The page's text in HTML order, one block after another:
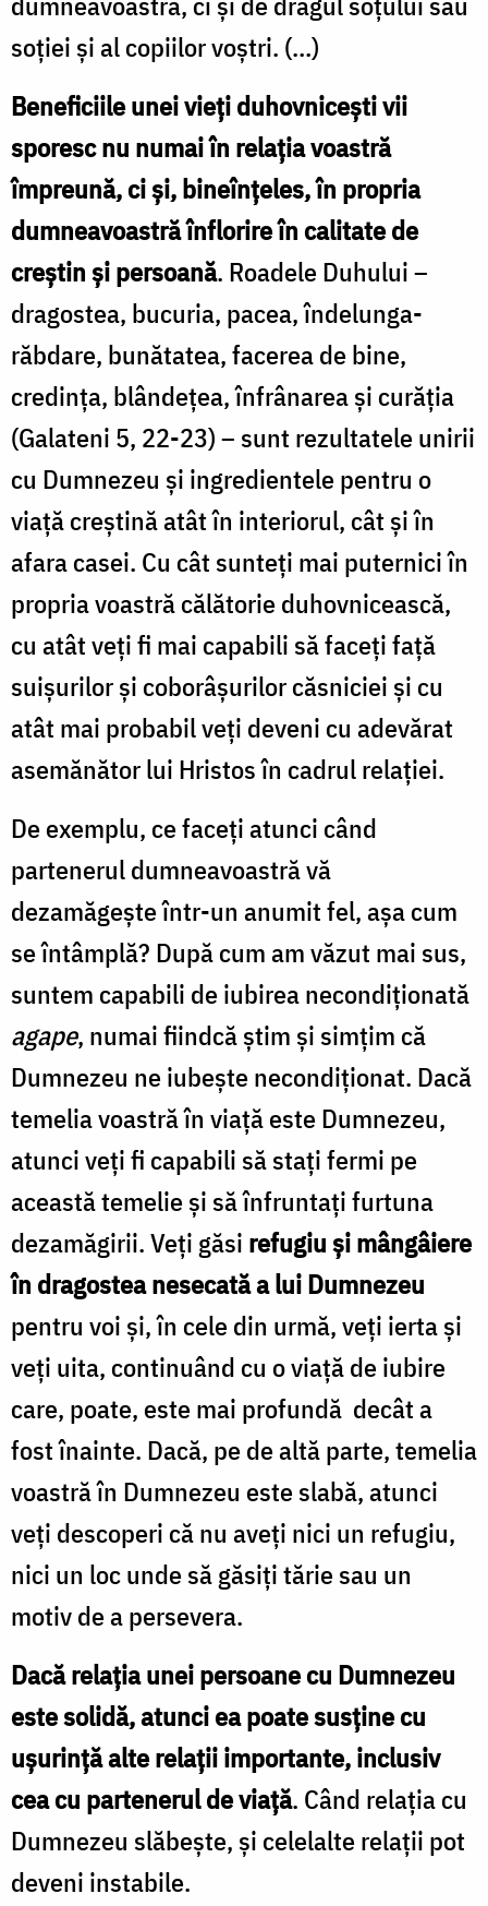
soției și al copiilor voștri. (…)
Beneficiile unei vieţi duhovniceşti vii
sporesc nu numai în relaţia voastră
împreună, ci şi, bineînţeles, în propria
dumneavoastră înflorire în calitate de
creştin şi persoană. Roadele Duhului –
dragostea, bucuria, pacea, îndelunga-
răbdare, bunătatea, facerea de bine,
credinţa, blândeţea, înfrânarea şi curăţia
(Galateni 5, 22-23) – sunt rezultatele unirii
cu Dumnezeu şi ingredientele pentru o
viaţă creştină atât în interiorul, cât şi în
afara casei. Cu cât sunteţi mai puternici în
propria voastră călătorie duhovnicească,
cu atât veţi fi mai capabili să faceţi faţă
suişurilor şi coborâşurilor căsniciei şi cu
atât mai probabil veţi deveni cu adevărat
asemănător lui Hristos în cadrul relaţiei.
De exemplu, ce faceţi atunci când
partenerul dumneavoastră vă
dezamăgeşte într-un anumit fel, aşa cum
se întâmplă? După cum am văzut mai sus,
suntem capabili de iubirea necondiţionată
agape, numai fiindcă ştim şi simţim că
Dumnezeu ne iubeşte necondiţionat. Dacă
temelia voastră în viaţă este Dumnezeu,
atunci veţi fi capabili să staţi fermi pe
această temelie şi să înfruntaţi furtuna
dezamăgirii. Veţi găsi refugiu şi mângâiere
în dragostea nesecată a lui Dumnezeu
pentru voi şi, în cele din urmă, veţi ierta şi
veţi uita, continuând cu o viaţă de iubire
care, poate, este mai profundă decât a
fost înainte. Dacă, pe de altă parte, temelia
voastră în Dumnezeu este slabă, atunci
veţi descoperi că nu aveţi nici un refugiu,
nici un loc unde să găsiţi tărie sau un
motiv de a persevera.
Dacă relaţia unei persoane cu Dumnezeu
este solidă, atunci ea poate susţine cu
uşurinţă alte relaţii importante, inclusiv
cea cu partenerul de viață. Când relaţia cu
Dumnezeu slăbeşte, şi celelalte relaţii pot
deveni instabile.